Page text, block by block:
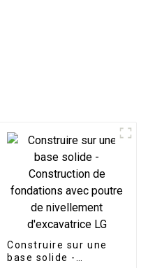
Construire sur une
base solide -